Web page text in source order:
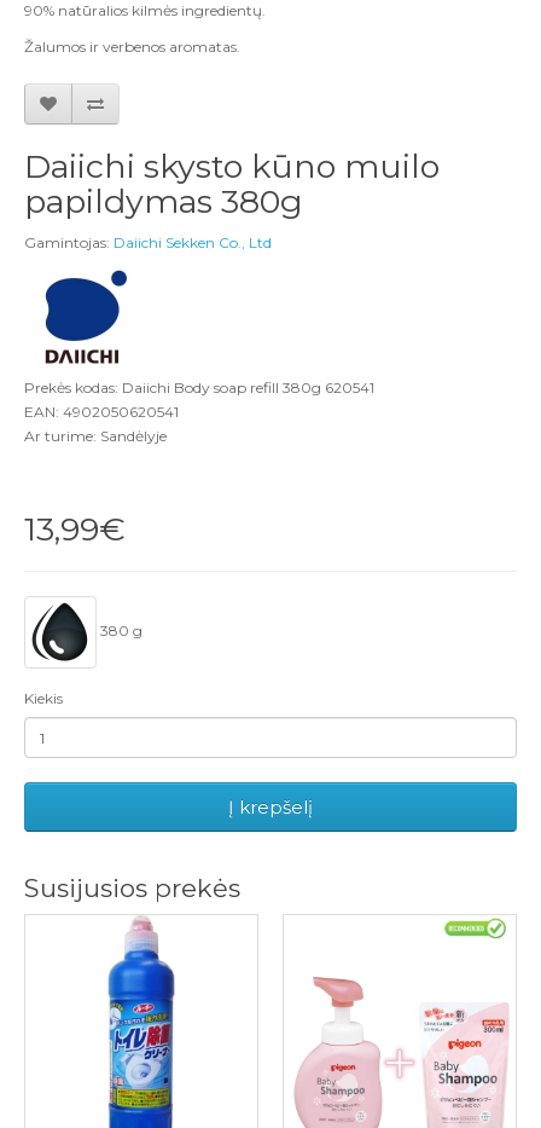
90% natūralios kilmės ingredientų.
Žalumos ir verbenos aromatas.
Daiichi skysto kūno muilo
papildymas 380g
Gamintojas: Daiichi Sekken Co., Ltd
Prekės kodas: Daiichi Body soap refill 380g 620541
EAN: 4902050620541
Ar turime: Sandėlyje
13,99€
380 g
Kiekis
Į krepšelį
Susijusios prekės